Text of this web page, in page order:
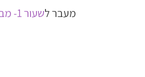
מעבר לשעור 1- מבוא